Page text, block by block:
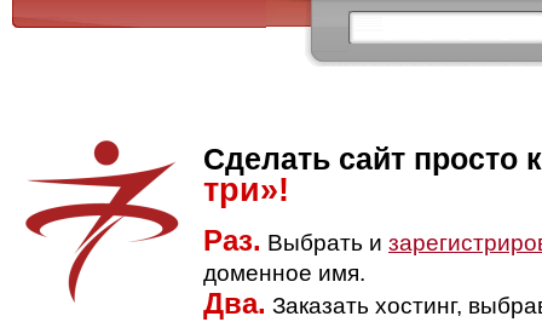
Сделать сайт просто
три»!
Раз. Выбрать и
доменное имя.
Два. Заказать хостинг,